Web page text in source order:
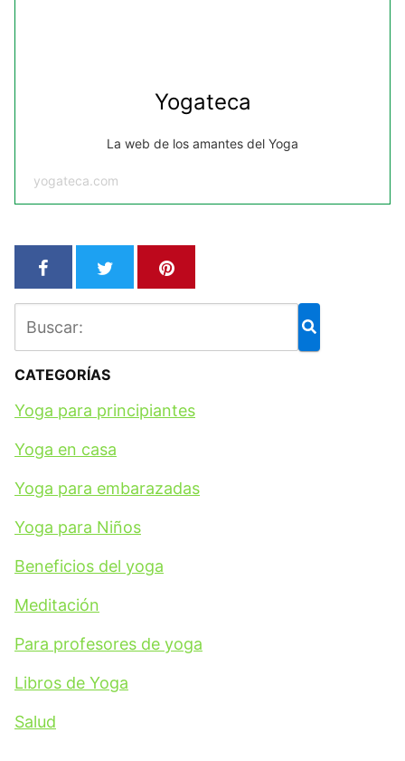
Yogateca
La web de los amantes del Yoga
yogateca.com
CATEGORÍAS
Yoga para principiantes
Yoga en casa
Yoga para embarazadas
Yoga para Niños
Beneficios del yoga
Meditación
Para profesores de yoga
Libros de Yoga
Salud